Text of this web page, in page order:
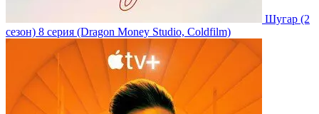
Шугар (2
сезон) 8 серия (Dragon Money Studio, Coldfilm)